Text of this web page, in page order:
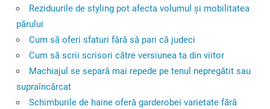
Reziduurile de styling pot afecta volumul și mobilitatea
părului
Cum să oferi sfaturi fără să pari că judeci
Cum să scrii scrisori către versiunea ta din viitor
Machiajul se separă mai repede pe tenul nepregătit sau
supraîncărcat
Schimburile de haine oferă garderobei varietate fără